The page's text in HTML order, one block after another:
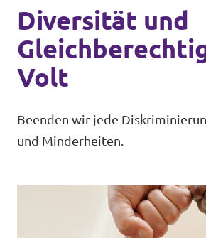
Lokale Teams
Potsdam
Potsdam auf Instagram
Volt in Deutschland
Volt in deinem Bundesland
Volt Deutschland
Programm
Über Volt
Menschen
Unsere Events
Diversität und
Volt
Beenden wir jede
und Minderheiten.